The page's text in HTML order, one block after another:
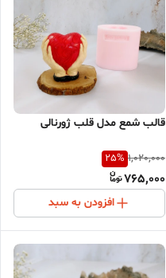
قالب شمع مدل قلب ژورنالی
1,020,000
25%
765,000
افزودن به سبد